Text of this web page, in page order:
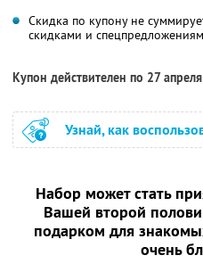
Скидка по купону не
скидками и
Купон действителен по 27
Узнай, как
Набор может стать
Вашей второй
подарком для
очень